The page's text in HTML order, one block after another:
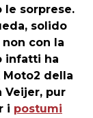
le sorprese.
, solido
con la
infatti ha
Moto2 della
Veijer, pur
i postumi